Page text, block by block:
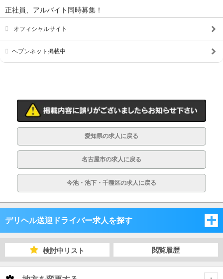
正社員、アルバイト同時募集！
オフィシャルサイト
ヘブンネット掲載中
愛知県の求人に戻る
名古屋市の求人に戻る
今池・池下・千種区の求人に戻る
デリヘル送迎ドライバー求人を探す
愛知県
検討中リスト 閲覧履歴